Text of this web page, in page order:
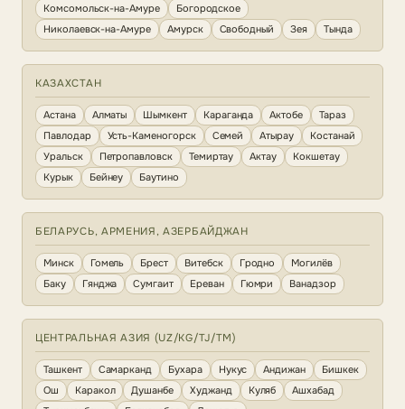
Комсомольск-на-Амуре
Богородское
Николаевск-на-Амуре
Амурск Свободный Зея Тында
КАЗАХСТАН
Астана Алматы Шымкент Караганда Актобе
Тараз
Павлодар
Усть-Каменогорск Семей Атырау
Костанай
Уральск
Петропавловск Темиртау Актау
Кокшетау
Курык
Бейнеу Баутино
БЕЛАРУСЬ, АРМЕНИЯ, АЗЕРБАЙДЖАН
Минск Гомель Брест Витебск Гродно
Могилёв
Баку
Гянджа Сумгаит Ереван Гюмри Ванадзор
ЦЕНТРАЛЬНАЯ АЗИЯ (UZ/KG/TJ/TM)
Ташкент Самарканд Бухара Нукус Андижан
Бишкек
Ош
Каракол Душанбе Худжанд Куляб
Ашхабад